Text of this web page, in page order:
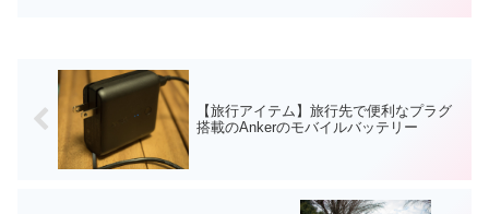
【旅行アイテム】旅行先で便利なプラグ
搭載のAnkerのモバイルバッテリー